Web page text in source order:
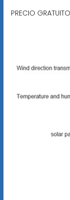
PRECIO GRATUITO